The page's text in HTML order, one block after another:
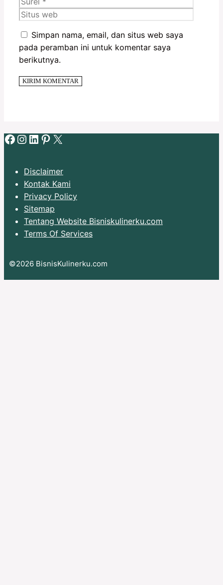
Simpan nama, email, dan situs web saya
pada peramban ini untuk komentar saya
berikutnya.
Facebook
Instagram
LinkedIn
Pinterest
X
Disclaimer
Kontak Kami
Privacy Policy
Sitemap
Tentang Website Bisniskulinerku.com
Terms Of Services
©2026 BisnisKulinerku.com